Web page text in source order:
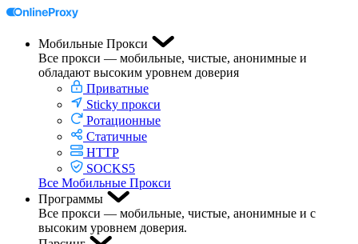
Мобильные Прокси
Все прокси — мобильные, чистые, анонимные и
обладают высоким уровнем доверия
Приватные
Sticky прокси
Ротационные
Статичные
HTTP
SOCKS5
Все Мобильные Прокси
Программы
Все прокси — мобильные, чистые, анонимные и с
высоким уровнем доверия.